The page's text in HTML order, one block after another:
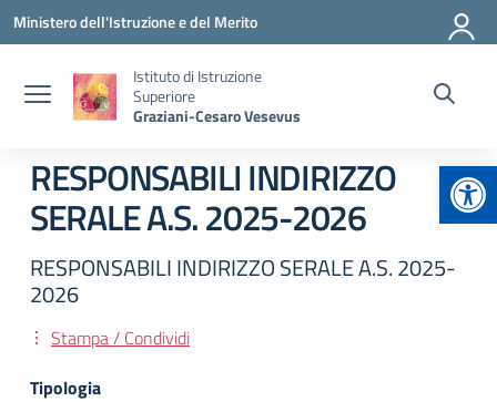
Vai ai contenuti
Vai al menu di navigazione
Vai al footer
Ministero dell'Istruzione e del Merito
Istituto di Istruzione
Superiore
Graziani-Cesaro Vesevus
RESPONSABILI INDIRIZZO
SERALE A.S. 2025-2026
RESPONSABILI INDIRIZZO SERALE A.S. 2025-
2026
Stampa / Condividi
Tipologia